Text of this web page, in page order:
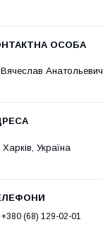
Вячеслав Анатольевич
Харків, Україна
+380 (68) 129-02-01